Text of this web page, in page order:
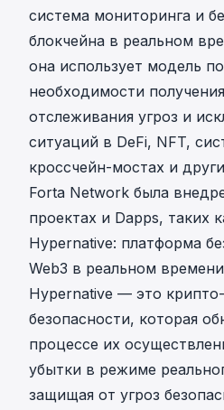
система мониторинга и
блокчейна в реальном
она использует модель
необходимости
отслеживания угроз и
ситуаций в DeFi, NFT,
кроссчейн-мостах и
Forta Network была
проектах и Dapps, таких
Hypernative: платформа
Web3 в реальном времени
Hypernative — это
безопасности, которая
процессе их
убытки в режиме
защищая от угроз